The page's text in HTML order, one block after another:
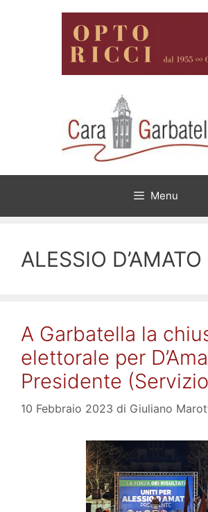
Menu
ALESSIO D’AMATO
A Garbatella la
elettorale per
Presidente
10 Febbraio 2023 di Giuliano